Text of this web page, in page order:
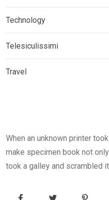
Technology
Telesiculissimi
Travel
When an unknown printer
make specimen book not
took a galley and scrambled